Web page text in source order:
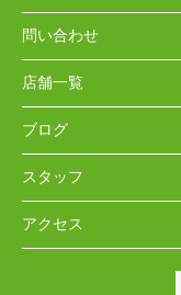
問い合わせ
店舗一覧
ブログ
スタッフ
アクセス